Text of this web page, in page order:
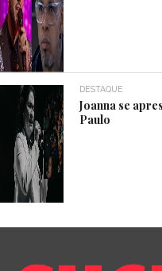
DESTAQUE
Joanna se
Paulo